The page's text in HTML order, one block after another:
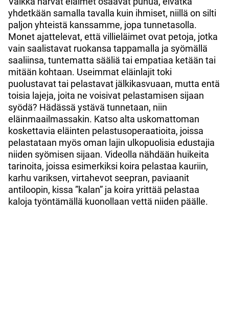
yhdetkään samalla tavalla kuin ihmiset, niillä on silti
paljon yhteistä kanssamme, jopa tunnetasolla.
Monet ajattelevat, että villieläimet ovat petoja, jotka
vain saalistavat ruokansa tappamalla ja syömällä
saaliinsa, tuntematta sääliä tai empatiaa ketään tai
mitään kohtaan. Useimmat eläinlajit toki
puolustavat tai pelastavat jälkikasvuaan, mutta entä
toisia lajeja, joita ne voisivat pelastamisen sijaan
syödä? Hädässä ystävä tunnetaan, niin
eläinmaailmassakin. Katso alta uskomattoman
koskettavia eläinten pelastusoperaatioita, joissa
pelastataan myös oman lajin ulkopuolisia edustajia
niiden syömisen sijaan. Videolla nähdään huikeita
tarinoita, joissa esimerkiksi koira pelastaa kauriin,
karhu variksen, virtahevot seepran, paviaanit
antiloopin, kissa ”kalan” ja koira yrittää pelastaa
kaloja työntämällä kuonollaan vettä niiden päälle.